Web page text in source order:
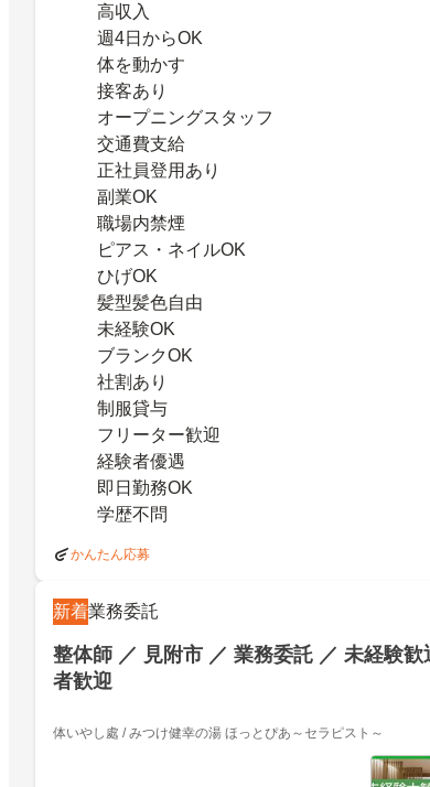
高収入
週4日からOK
体を動かす
接客あり
オープニングスタッフ
交通費支給
正社員登用あり
副業OK
職場内禁煙
ピアス・ネイルOK
ひげOK
髪型髪色自由
未経験OK
ブランクOK
社割あり
制服貸与
フリーター歓迎
経験者優遇
即日勤務OK
学歴不問
かんたん応募
新着業務委託
整体師 ／ 見附市 ／ 業務委託 ／ 未経験歓
者歓迎
体いやし處 / みつけ健幸の湯 ほっとぴあ～セラピスト～